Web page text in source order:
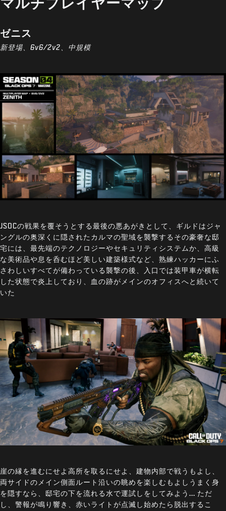
ゼニス
新登場、6v6/2v2、中規模
JSOCの戦果を覆そうとする最後の悪あがきとして、ギルドはジャ
ングルの奥深くに隠されたカルマの聖域を襲撃するその豪奢な邸
宅には、最先端のテクノロジーやセキュリティシステムか、高級
な美術品や息を呑むほど美しい建築様式など、熟練ハッカーにふ
さわしいすべてが備わっている襲撃の後、入口では装甲車が横転
した状態で炎上しており、血の跡がメインのオフィスへと続いて
いた
崖の縁を進むにせよ高所を取るにせよ、建物内部で戦うもよし、
両サイドのメイン側面ルート沿いの眺めを楽しむもよしうまく身
を隠すなら、邸宅の下を流れる水で運試しをしてみよう... ただ
し、警報が鳴り響き、赤いライトが点滅し始めたら脱出するこ